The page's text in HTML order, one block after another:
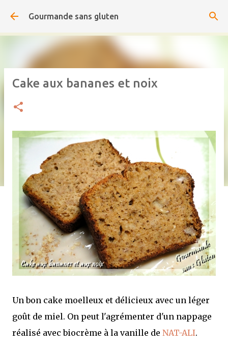
Accéder au contenu principal
Gourmande sans gluten
Cake aux bananes et noix
Un bon cake moelleux et délicieux avec un léger
goût de miel. On peut l'agrémenter d'un nappage
réalisé avec biocrème à la vanille de NAT-ALI.